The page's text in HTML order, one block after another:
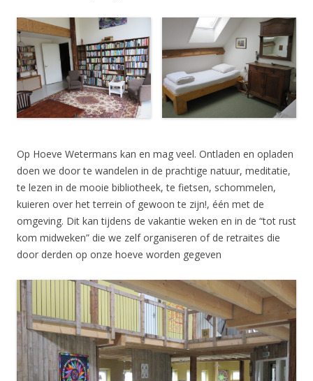
Op Hoeve Wetermans kan en mag veel. Ontladen en opladen
doen we door te wandelen in de prachtige natuur, meditatie,
te lezen in de mooie bibliotheek, te fietsen, schommelen,
kuieren over het terrein of gewoon te zijn!, één met de
omgeving. Dit kan tijdens de vakantie weken en in de “tot rust
kom midweken” die we zelf organiseren of de retraites die
door derden op onze hoeve worden gegeven